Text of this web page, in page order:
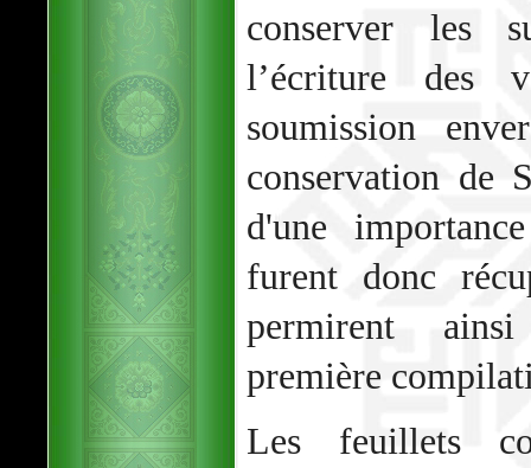
conserver les
l’écriture des
soumission
conservation de
d'une
furent donc
permirent
première
Les feuillets